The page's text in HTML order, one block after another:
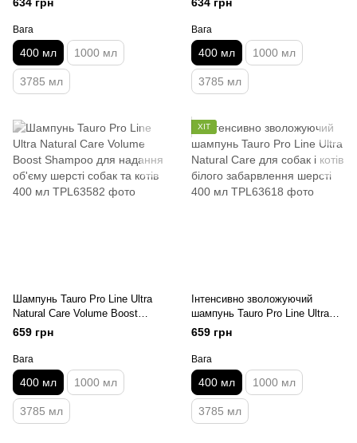
очищення шкіри та шерсті
собак і котів 400 мл
Вага
400 мл 1000 мл
3785 мл
собак і котів білого, світлого
забарвлення 400 мл
Вага
400 мл 1000 мл
3785 мл
Шампунь Tauro Pro Line Ultra
Natural Care Volume Boost
Shampoo для надання об'єму
шерсті собак та котів 400 мл
659 грн
Вага
400 мл 1000 мл
3785 мл
ХІТ
Інтенсивно зволожуючий
шампунь Tauro Pro Line Ultra
Natural Care для собак і котів
білого забарвлення шерсті 400
мл
659 грн
Вага
400 мл 1000 мл
3785 мл